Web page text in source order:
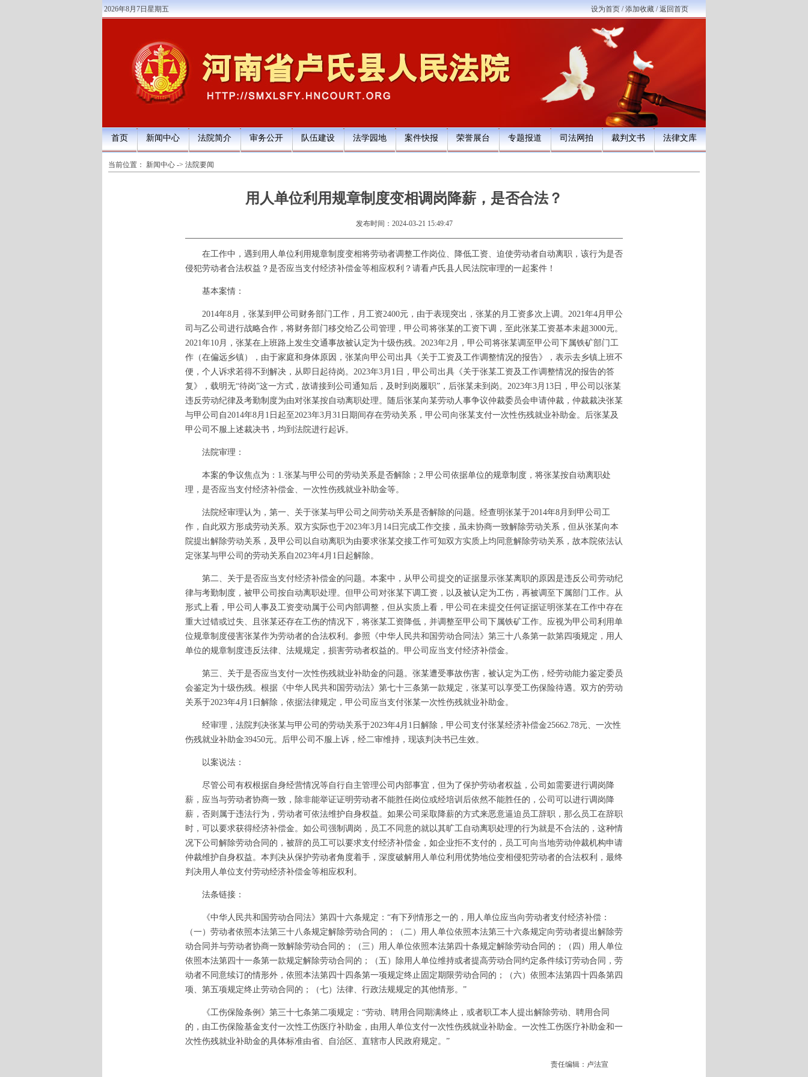
2026年8月7日星期五 设为首页/添加收藏/返回首页
首页 新闻中心 法院简介 审务公开 队伍建设 法学园地 案件快报 荣誉展台 专题报道 司法网拍 裁判文书 法律文库
当前位置： 新闻中心 -> 法院要闻
用人单位利用规章制度变相调岗降薪，是否合法？
发布时间：2024-03-21 15:49:47
在工作中，遇到用人单位利用规章制度变相将劳动者调整工作岗位、降低工资、迫使劳动者自动离职，该行为是否
侵犯劳动者合法权益？是否应当支付经济补偿金等相应权利？请看卢氏县人民法院审理的一起案件！
基本案情：
2014年8月，张某到甲公司财务部门工作，月工资2400元，由于表现突出，张某的月工资多次上调。2021年4月甲公
司与乙公司进行战略合作，将财务部门移交给乙公司管理，甲公司将张某的工资下调，至此张某工资基本未超3000元。
2021年10月，张某在上班路上发生交通事故被认定为十级伤残。2023年2月，甲公司将张某调至甲公司下属铁矿部门工
作（在偏远乡镇），由于家庭和身体原因，张某向甲公司出具《关于工资及工作调整情况的报告》，表示去乡镇上班不
便，个人诉求若得不到解决，从即日起待岗。2023年3月1日，甲公司出具《关于张某工资及工作调整情况的报告的答
复》，载明无“待岗”这一方式，故请接到公司通知后，及时到岗履职”，后张某未到岗。2023年3月13日，甲公司以张某
违反劳动纪律及考勤制度为由对张某按自动离职处理。随后张某向某劳动人事争议仲裁委员会申请仲裁，仲裁裁决张某
与甲公司自2014年8月1日起至2023年3月31日期间存在劳动关系，甲公司向张某支付一次性伤残就业补助金。后张某及
甲公司不服上述裁决书，均到法院进行起诉。
法院审理：
本案的争议焦点为：1.张某与甲公司的劳动关系是否解除；2.甲公司依据单位的规章制度，将张某按自动离职处
理，是否应当支付经济补偿金、一次性伤残就业补助金等。
法院经审理认为，第一、关于张某与甲公司之间劳动关系是否解除的问题。经查明张某于2014年8月到甲公司工
作，自此双方形成劳动关系。双方实际也于2023年3月14日完成工作交接，虽未协商一致解除劳动关系，但从张某向本
院提出解除劳动关系，及甲公司以自动离职为由要求张某交接工作可知双方实质上均同意解除劳动关系，故本院依法认
定张某与甲公司的劳动关系自2023年4月1日起解除。
第二、关于是否应当支付经济补偿金的问题。本案中，从甲公司提交的证据显示张某离职的原因是违反公司劳动纪
律与考勤制度，被甲公司按自动离职处理。但甲公司对张某下调工资，以及被认定为工伤，再被调至下属部门工作。从
形式上看，甲公司人事及工资变动属于公司内部调整，但从实质上看，甲公司在未提交任何证据证明张某在工作中存在
重大过错或过失、且张某还存在工伤的情况下，将张某工资降低，并调整至甲公司下属铁矿工作。应视为甲公司利用单
位规章制度侵害张某作为劳动者的合法权利。参照《中华人民共和国劳动合同法》第三十八条第一款第四项规定，用人
单位的规章制度违反法律、法规规定，损害劳动者权益的。甲公司应当支付经济补偿金。
第三、关于是否应当支付一次性伤残就业补助金的问题。张某遭受事故伤害，被认定为工伤，经劳动能力鉴定委员
会鉴定为十级伤残。根据《中华人民共和国劳动法》第七十三条第一款规定，张某可以享受工伤保险待遇。双方的劳动
关系于2023年4月1日解除，依据法律规定，甲公司应当支付张某一次性伤残就业补助金。
经审理，法院判决张某与甲公司的劳动关系于2023年4月1日解除，甲公司支付张某经济补偿金25662.78元、一次性
伤残就业补助金39450元。后甲公司不服上诉，经二审维持，现该判决书已生效。
以案说法：
尽管公司有权根据自身经营情况等自行自主管理公司内部事宜，但为了保护劳动者权益，公司如需要进行调岗降
薪，应当与劳动者协商一致，除非能举证证明劳动者不能胜任岗位或经培训后依然不能胜任的，公司可以进行调岗降
薪，否则属于违法行为，劳动者可依法维护自身权益。如果公司采取降薪的方式来恶意逼迫员工辞职，那么员工在辞职
时，可以要求获得经济补偿金。如公司强制调岗，员工不同意的就以其旷工自动离职处理的行为就是不合法的，这种情
况下公司解除劳动合同的，被辞的员工可以要求支付经济补偿金，如企业拒不支付的，员工可向当地劳动仲裁机构申请
仲裁维护自身权益。本判决从保护劳动者角度着手，深度破解用人单位利用优势地位变相侵犯劳动者的合法权利，最终
判决用人单位支付劳动经济补偿金等相应权利。
法条链接：
《中华人民共和国劳动合同法》第四十六条规定：“有下列情形之一的，用人单位应当向劳动者支付经济补偿：
（一）劳动者依照本法第三十八条规定解除劳动合同的；（二）用人单位依照本法第三十六条规定向劳动者提出解除劳
动合同并与劳动者协商一致解除劳动合同的；（三）用人单位依照本法第四十条规定解除劳动合同的；（四）用人单位
依照本法第四十一条第一款规定解除劳动合同的；（五）除用人单位维持或者提高劳动合同约定条件续订劳动合同，劳
动者不同意续订的情形外，依照本法第四十四条第一项规定终止固定期限劳动合同的；（六）依照本法第四十四条第四
项、第五项规定终止劳动合同的；（七）法律、行政法规规定的其他情形。”
《工伤保险条例》第三十七条第二项规定：“劳动、聘用合同期满终止，或者职工本人提出解除劳动、聘用合同
的，由工伤保险基金支付一次性工伤医疗补助金，由用人单位支付一次性伤残就业补助金。一次性工伤医疗补助金和一
次性伤残就业补助金的具体标准由省、自治区、直辖市人民政府规定。”
责任编辑：卢法宣